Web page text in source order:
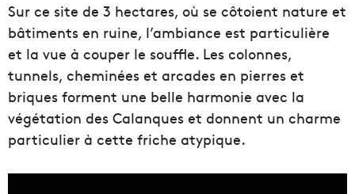
Sur ce site de 3 hectares, où se côtoient nature et
bâtiments en ruine, l’ambiance est particulière
et la vue à couper le souffle. Les colonnes,
tunnels, cheminées et arcades en pierres et
briques forment une belle harmonie avec la
végétation des Calanques et donnent un charme
particulier à cette friche atypique.